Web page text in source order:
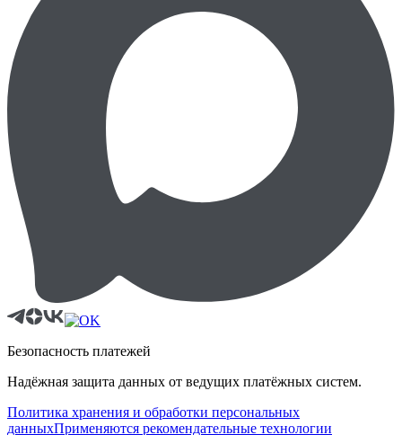
Безопасность платежей
Надёжная защита данных от ведущих платёжных систем.
Политика хранения и обработки персональных
данныхПрименяются рекомендательные технологии